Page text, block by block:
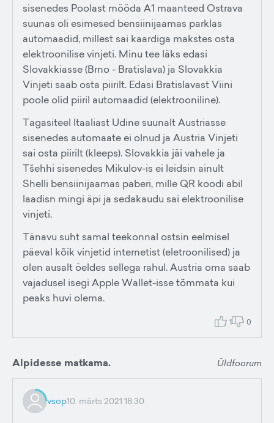
sisenedes Poolast mööda A1 maanteed Ostrava
suunas oli esimesed bensiinijaamas parklas
automaadid, millest sai kaardiga makstes osta
elektroonilise vinjeti. Minu tee läks edasi
Slovakkiasse (Brno - Bratislava) ja Slovakkia
Vinjeti saab osta piirilt. Edasi Bratislavast Viini
poole olid piiril automaadid (elektrooniline).
Tagasiteel Itaaliast Udine suunalt Austriasse
sisenedes automaate ei olnud ja Austria Vinjeti
sai osta piirilt (kleeps). Slovakkia jäi vahele ja
Tšehhi sisenedes Mikulov-is ei leidsin ainult
Shelli bensiinijaamas paberi, mille QR koodi abil
laadisn mingi äpi ja sedakaudu sai elektroonilise
vinjeti.
Tänavu suht samal teekonnal ostsin eelmisel
päeval kõik vinjetid internetist (eletroonilised) ja
olen ausalt öeldes sellega rahul. Austria oma saab
vajadusel isegi Apple Wallet-isse tõmmata kui
peaks huvi olema.
1 0
Alpidesse matkama. Üldfoorum
vsop10. märts 2021 18:30